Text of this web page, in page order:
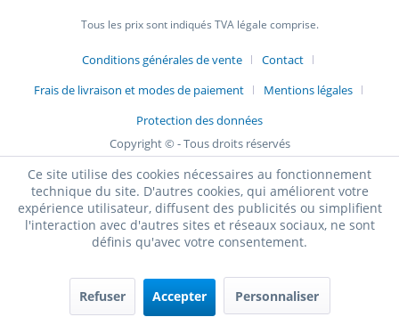
Tous les prix sont indiqués TVA légale comprise.
Conditions générales de vente
Contact
Frais de livraison et modes de paiement
Mentions légales
Protection des données
Copyright © - Tous droits réservés
Ce site utilise des cookies nécessaires au fonctionnement
technique du site. D'autres cookies, qui améliorent votre
expérience utilisateur, diffusent des publicités ou simplifient
l'interaction avec d'autres sites et réseaux sociaux, ne sont
définis qu'avec votre consentement.
Refuser Accepter Personnaliser